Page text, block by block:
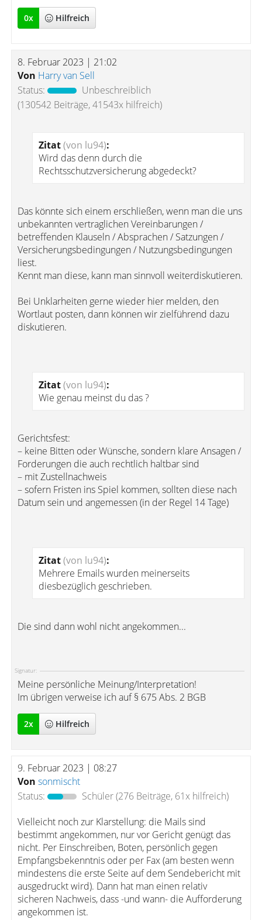
0x Hilfreich
8. Februar 2023 | 21:02
Von Harry van Sell
Status:
Unbeschreiblich
(130542 Beiträge, 41543x hilfreich)
Zitat(von lu94):
Wird das denn durch die
Rechtsschutzversicherung abgedeckt?
Das könnte sich einem erschließen, wenn man die uns
unbekannten vertraglichen Vereinbarungen /
betreffenden Klauseln / Absprachen / Satzungen /
Versicherungsbedingungen / Nutzungsbedingungen
liest.
Kennt man diese, kann man sinnvoll weiterdiskutieren.
Bei Unklarheiten gerne wieder hier melden, den
Wortlaut posten, dann können wir zielführend dazu
diskutieren.
Zitat(von lu94):
Wie genau meinst du das ?
Gerichtsfest:
– keine Bitten oder Wünsche, sondern klare Ansagen /
Forderungen die auch rechtlich haltbar sind
– mit Zustellnachweis
– sofern Fristen ins Spiel kommen, sollten diese nach
Datum sein und angemessen (in der Regel 14 Tage)
Zitat(von lu94):
Mehrere Emails wurden meinerseits
diesbezüglich geschrieben.
Die sind dann wohl nicht angekommen...
Signatur:
Meine persönliche Meinung/Interpretation!
Im übrigen verweise ich auf § 675 Abs. 2 BGB
2x Hilfreich
9. Februar 2023 | 08:27
Von sonmischt
Status:
Schüler(276 Beiträge, 61x hilfreich)
Vielleicht noch zur Klarstellung: die Mails sind
bestimmt angekommen, nur vor Gericht genügt das
nicht. Per Einschreiben, Boten, persönlich gegen
Empfangsbekenntnis oder per Fax (am besten wenn
mindestens die erste Seite auf dem Sendebericht mit
ausgedruckt wird). Dann hat man einen relativ
sicheren Nachweis, dass -und wann- die Aufforderung
angekommen ist.